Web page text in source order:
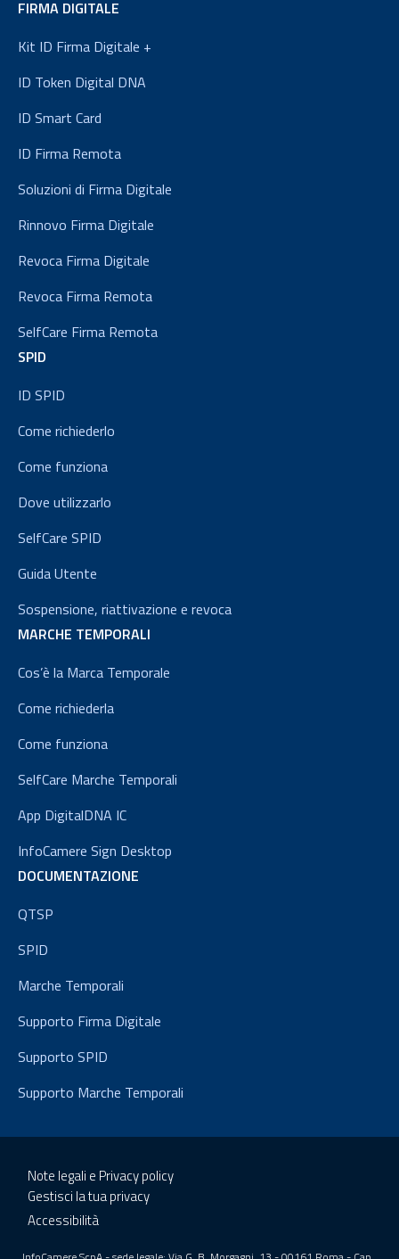
FIRMA DIGITALE
Kit ID Firma Digitale +
ID Token Digital DNA
ID Smart Card
ID Firma Remota
Soluzioni di Firma Digitale
Rinnovo Firma Digitale
Revoca Firma Digitale
Revoca Firma Remota
SelfCare Firma Remota
SPID
ID SPID
Come richiederlo
Come funziona
Dove utilizzarlo
SelfCare SPID
Guida Utente
Sospensione, riattivazione e revoca
MARCHE TEMPORALI
Cos’è la Marca Temporale
Come richiederla
Come funziona
SelfCare Marche Temporali
App DigitalDNA IC
InfoCamere Sign Desktop
DOCUMENTAZIONE
QTSP
SPID
Marche Temporali
Supporto Firma Digitale
Supporto SPID
Supporto Marche Temporali
Note legali e Privacy policy
Gestisci la tua privacy
Accessibilità